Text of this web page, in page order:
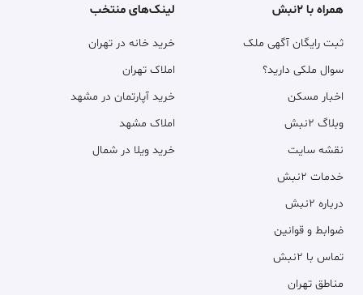
همراه با ۲نبش
ثبت رایگان آگهی ملک
سوال ملکی دارید؟
اخبار مسکن
وبلاگ ۲نبش
نقشه سایت
خدمات ۲نبش
درباره ۲نبش
ضوابط و قوانین
تماس با ۲نبش
مناطق تهران
لینک‌های منتخب
خرید خانه در تهران
املاک تهران
خرید آپارتمان در مشهد
املاک مشهد
خرید ویلا در شمال